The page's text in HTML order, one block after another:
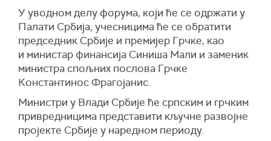
У уводном делу форума, који ће се одржати у
Палати Србија, учесницима ће се обратити
председник Србије и премијер Грчке, као
и министар финансија Синиша Мали и заменик
министра спољних послова Грчке
Константинос Фрагојанис.
Министри у Влади Србије ће српским и грчким
привредницима представити кључне развојне
пројекте Србије у наредном периоду.